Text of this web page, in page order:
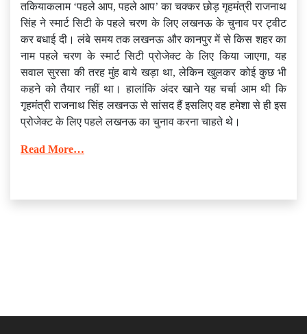
तकियाकलाम ‘पहले आप, पहले आप’ का चक्कर छोड़ गृहमंत्री राजनाथ
सिंह ने स्मार्ट सिटी के पहले चरण के लिए लखनऊ के चुनाव पर ट्वीट
कर बधाई दी। लंबे समय तक लखनऊ और कानपुर में से किस शहर का
नाम पहले चरण के स्मार्ट सिटी प्रोजेक्ट के लिए किया जाएगा, यह
सवाल सुरसा की तरह मुंह बाये खड़ा था, लेकिन खुलकर कोई कुछ भी
कहने को तैयार नहीं था। हालांकि अंदर खाने यह चर्चा आम थी कि
गृहमंत्री राजनाथ सिंह लखनऊ से सांसद हैं इसलिए वह हमेशा से ही इस
प्रोजेक्ट के लिए पहले लखनऊ का चुनाव करना चाहते थे।
Read More…